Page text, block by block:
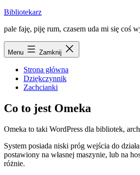
Przejdź
treści
Bibliotekarz
pale faję, piję rum, czasem uda mi się coś
Menu Zamknij
Strona główna
Dziękczynnik
Zachcianki
Co to jest Omeka
Omeka to taki WordPress dla bibliotek,
System posiada niski próg wejścia do
postawiony na własnej maszynie, lub na
różnie.